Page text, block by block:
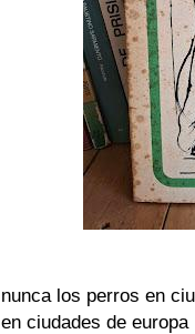
nunca los perros en
en ciudades de europa